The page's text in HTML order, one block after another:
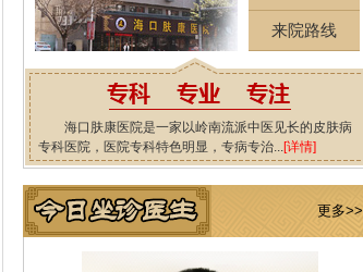
来院路线
海口肤康医院是一家以岭南流派中医见长的皮肤病
专科医院，医院专科特色明显，专病专治...[详情]
更多>>